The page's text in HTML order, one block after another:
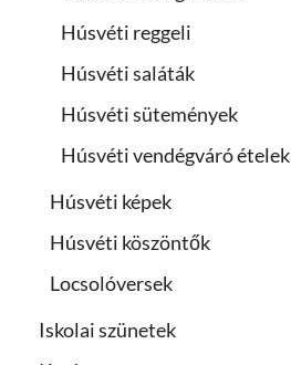
Húsvéti reggeli
Húsvéti saláták
Húsvéti sütemények
Húsvéti vendégváró ételek
Húsvéti képek
Húsvéti köszöntők
Locsolóversek
Iskolai szünetek